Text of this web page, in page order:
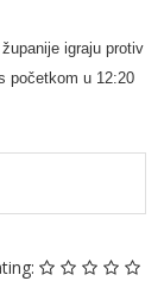
igraju protiv
početkom u 12:20